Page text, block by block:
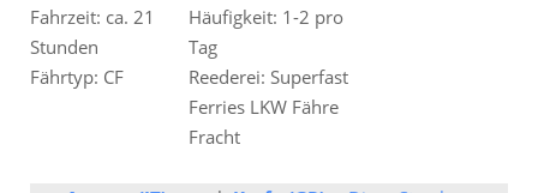
Fahrzeit: ca. 21
Stunden
Häufigkeit: 1-2 pro
Tag
Fährtyp: CF
Reederei: Superfast
Ferries LKW Fähre
Fracht